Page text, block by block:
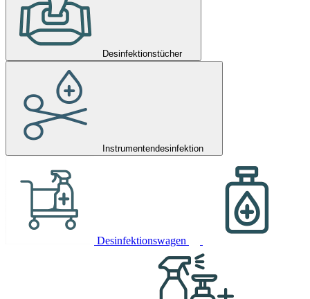
Desinfektionstücher
Instrumentendesinfektion
Desinfektionswagen